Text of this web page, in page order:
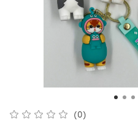
(0)